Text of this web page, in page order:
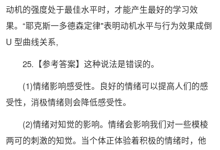
动机的强度处于最佳水平时，才能产生最好的学习效
果。“耶克斯一多德森定律"表明动机水平与行为效果成倒
U 型曲线关系,
25.【参考答案】这种说法是错误的。
(1)情绪影响感受性。良好的情绪可以提高人们的感
受性，消极情绪则会降低感受性。
(2)情绪对知觉的影响。情绪会影响我们对一些模棱
两可的刺激的知觉。当个体正体验着积极的情绪时，他